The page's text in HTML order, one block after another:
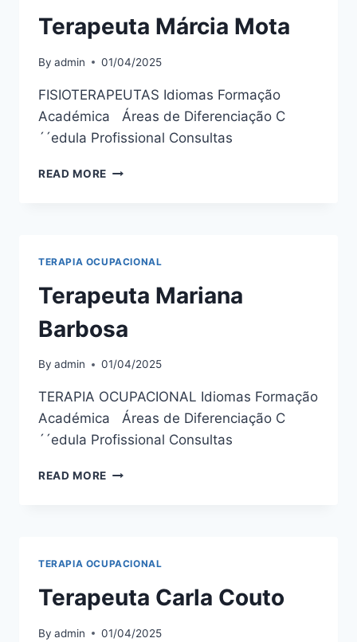
Terapeuta Márcia Mota
By admin 01/04/2025
FISIOTERAPEUTAS Idiomas Formação
Académica Áreas de Diferenciação C
´´edula Profissional Consultas
READ MORE TERAPEUTA
TERAPIA OCUPACIONAL
Terapeuta Mariana
Barbosa
By admin 01/04/2025
TERAPIA OCUPACIONAL Idiomas Formação
Académica Áreas de Diferenciação C
´´edula Profissional Consultas
READ MORE TERAPEUTA
TERAPIA OCUPACIONAL
Terapeuta Carla Couto
By admin 01/04/2025